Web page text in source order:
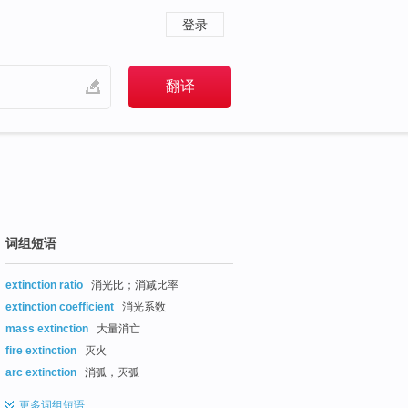
登录
词组短语
extinction ratio
消光比；消减比率
extinction coefficient
消光系数
mass extinction
大量消亡
fire extinction
灭火
arc extinction
消弧，灭弧
更多词组短语